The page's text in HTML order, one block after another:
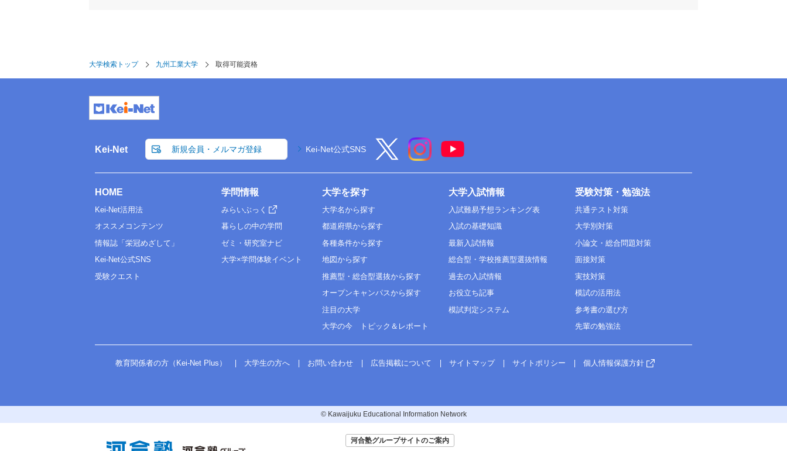
大学検索トップ 九州工業大学 取得可能資格
Kei-Net 新規会員・メルマガ登録 Kei-Net公式SNS
HOME
Kei-Net活用法
オススメコンテンツ
情報誌「栄冠めざして」
Kei-Net公式SNS
受験クエスト
学問情報
みらいぶっく
暮らしの中の学問
ゼミ・研究室ナビ
大学×学問体験イベント
大学を探す
大学名から探す
都道府県から探す
各種条件から探す
地図から探す
推薦型・総合型選抜から探す
オープンキャンパスから探す
注目の大学
大学の今 トピック＆レポート
大学入試情報
入試難易予想ランキング表
入試の基礎知識
最新入試情報
総合型・学校推薦型選抜情報
過去の入試情報
お役立ち記事
模試判定システム
受験対策・勉強法
共通テスト対策
大学別対策
小論文・総合問題対策
面接対策
実技対策
模試の活用法
参考書の選び方
先輩の勉強法
教育関係者の方（Kei-Net Plus） 大学生の方へ お問い合わせ 広告掲載について サイトマップ サイトポリシー 個人情報保護方針
© Kawaijuku Educational Information Network
河合塾グループサイトのご案内